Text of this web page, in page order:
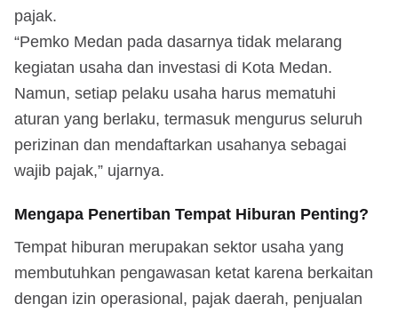
pajak.
“Pemko Medan pada dasarnya tidak melarang
kegiatan usaha dan investasi di Kota Medan.
Namun, setiap pelaku usaha harus mematuhi
aturan yang berlaku, termasuk mengurus seluruh
perizinan dan mendaftarkan usahanya sebagai
wajib pajak,” ujarnya.
Mengapa Penertiban Tempat Hiburan Penting?
Tempat hiburan merupakan sektor usaha yang
membutuhkan pengawasan ketat karena berkaitan
dengan izin operasional, pajak daerah, penjualan